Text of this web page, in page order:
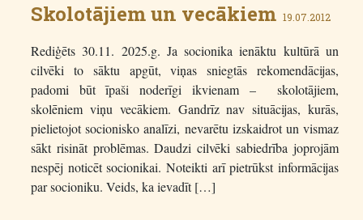
Skolotājiem un vecākiem 19.07.2012
Rediģēts 30.11. 2025.g. Ja socionika ienāktu kultūrā un
cilvēki to sāktu apgūt, viņas sniegtās rekomendācijas,
padomi būt īpaši noderīgi ikvienam – skolotājiem,
skolēniem viņu vecākiem. Gandrīz nav situācijas, kurās,
pielietojot socionisko analīzi, nevarētu izskaidrot un vismaz
sākt risināt problēmas. Daudzi cilvēki sabiedrība joprojām
nespēj noticēt socionikai. Noteikti arī pietrūkst informācijas
par socioniku. Veids, ka ievadīt […]